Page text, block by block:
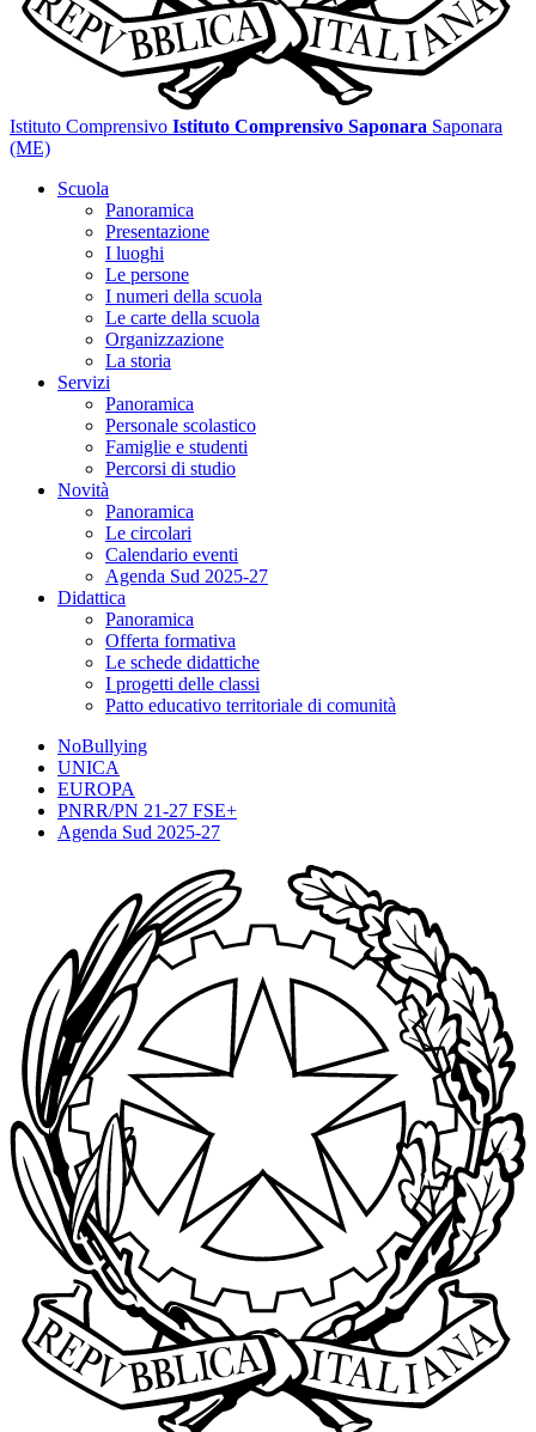
Istituto Comprensivo Istituto Comprensivo Saponara Saponara
(ME)
Scuola
Panoramica
Presentazione
I luoghi
Le persone
I numeri della scuola
Le carte della scuola
Organizzazione
La storia
Servizi
Panoramica
Personale scolastico
Famiglie e studenti
Percorsi di studio
Novità
Panoramica
Le circolari
Calendario eventi
Agenda Sud 2025-27
Didattica
Panoramica
Offerta formativa
Le schede didattiche
I progetti delle classi
Patto educativo territoriale di comunità
NoBullying
UNICA
EUROPA
PNRR/PN 21-27 FSE+
Agenda Sud 2025-27